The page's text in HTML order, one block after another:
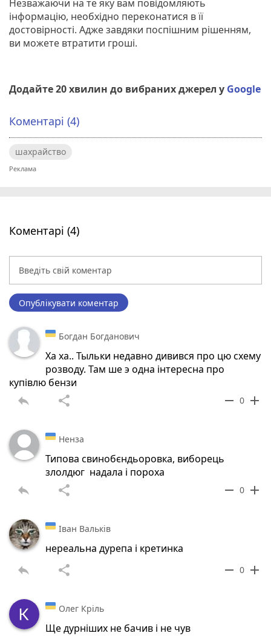
Незважаючи на те яку вам повідомляють
інформацію, необхідно переконатися в її
достовірності. Адже завдяки поспішним рішенням,
ви можете втратити гроші.
Додайте 20 хвилин до вибраних джерел у Google
Коментарі (4)
шахрайство
Коментарі (4)
Опублікувати коментар
Богдан Богданович
Ха ха.. Тыльки недавно дивився про цю схему
розводу. Там ше э одна інтересна про
купівлю бензи
reply share remove 0 add
Ненза
Типова свинобєндьоровка, виборець
злолдюг надала і пороха
reply share remove 0 add
Іван Вальків
нереальна дурепа і кретинка
reply share remove 0 add
Олег Кріль
Ще дурніших не бачив і не чув